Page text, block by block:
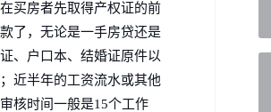
买房者先取得产权证的前
了，无论是一手房贷还是
、户口本、结婚证原件以
近半年的工资流水或其他
核时间一般是15个工作